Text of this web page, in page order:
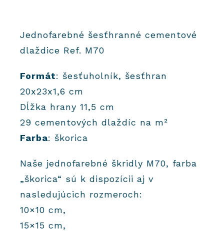
Jednofarebné šesťhranné cementové
dlaždice Ref. M70
Formát: šesťuholník, šesťhran
20x23x1,6 cm
Dĺžka hrany 11,5 cm
29 cementových dlaždíc na m²
Farba: škorica
Naše jednofarebné škridly M70, farba
„škorica“ sú k dispozícii aj v
nasledujúcich rozmeroch:
10×10 cm,
15×15 cm,